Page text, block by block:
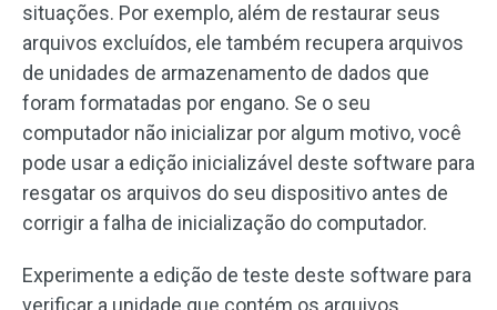
situações. Por exemplo, além de restaurar seus
arquivos excluídos, ele também recupera arquivos
de unidades de armazenamento de dados que
foram formatadas por engano. Se o seu
computador não inicializar por algum motivo, você
pode usar a edição inicializável deste software para
resgatar os arquivos do seu dispositivo antes de
corrigir a falha de inicialização do computador.
Experimente a edição de teste deste software para